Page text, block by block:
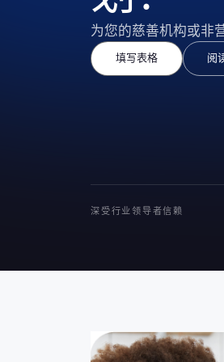
为您的慈善机构或非
填写表格 阅
深受行业领导者信赖